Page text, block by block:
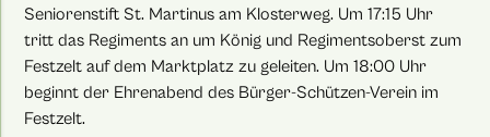
Seniorenstift St. Martinus am Klosterweg. Um 17:15 Uhr
tritt das Regiments an um König und Regimentsoberst zum
Festzelt auf dem Marktplatz zu geleiten. Um 18:00 Uhr
beginnt der Ehrenabend des Bürger-Schützen-Verein im
Festzelt.